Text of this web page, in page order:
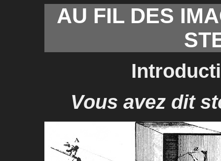
AU FIL DES
Vous avez dit